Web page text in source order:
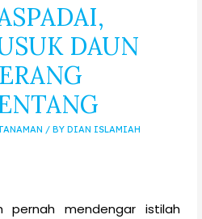
DAUN
/ BY DIAN ISLAMIAH
pernah mendengar istilah